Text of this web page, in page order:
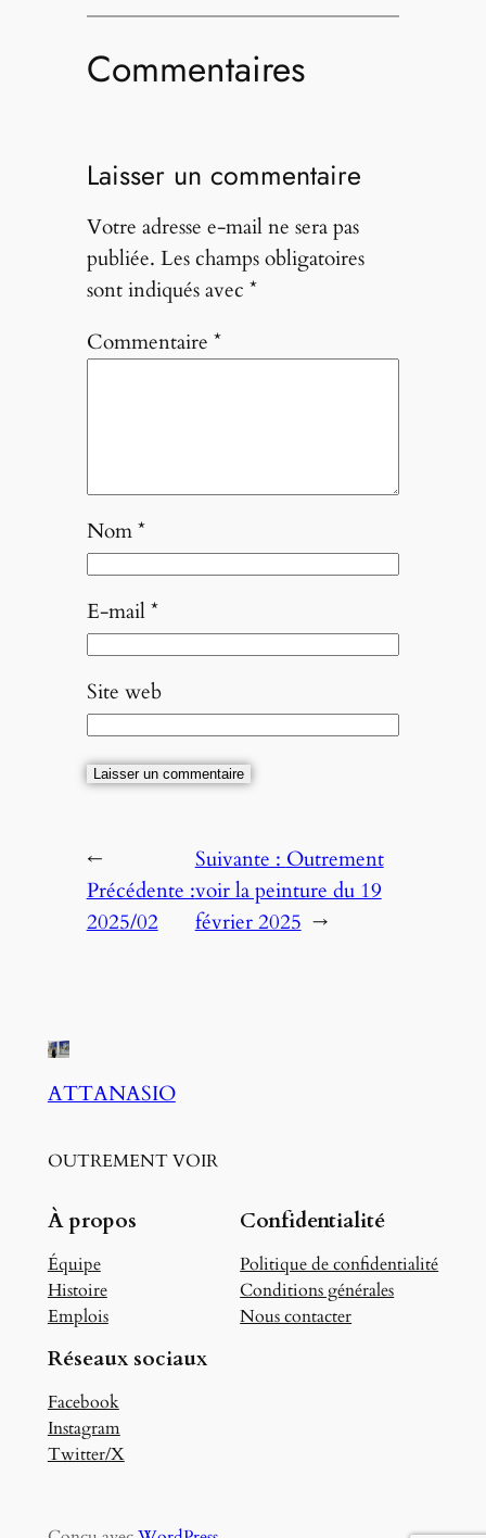
Commentaires
Laisser un commentaire
Votre adresse e-mail ne sera pas
publiée. Les champs obligatoires
sont indiqués avec *
Commentaire *
Nom*
E-mail*
Site web
←
Précédente :
2025/02
Suivante : Outrement
voir la peinture du 19
février 2025 →
ATTANASIO
OUTREMENT VOIR
À propos
Équipe
Histoire
Emplois
Confidentialité
Politique de confidentialité
Conditions générales
Nous contacter
Réseaux sociaux
Facebook
Instagram
Twitter/X